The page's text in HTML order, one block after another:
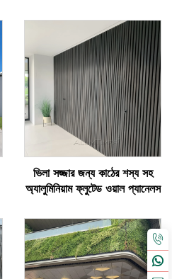
ভিলা সজ্জার জন্য কাঠের শস্য সহ
অ্যালুমিনিয়াম ফ্লুটেড ওয়াল প্যানেলস